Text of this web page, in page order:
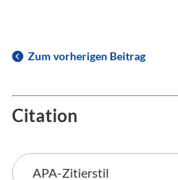
Zum vorherigen Beitrag
Citation